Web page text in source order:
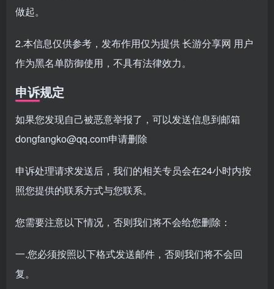
做起。
2.本信息仅供参考，发布作用仅为提供 长游分享网 用户
作为黑名单防御使用，不具有法律效力。
申诉规定
如果您发现自己被恶意举报了，可以发送信息到邮箱
dongfangko@qq.com申请删除
申诉处理请求发送后，我们的相关专员会在24小时内按
照您提供的联系方式与您联系。
您需要注意以下情况，否则我们将不会给您删除：
一.您必须按照以下格式发送邮件，否则我们将不会回
复。